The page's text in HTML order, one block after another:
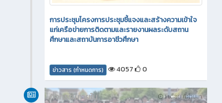
การประชุมโครงการประชุมชี้แจงและสร้างความเข้าใจ
แก่เครือข่ายการติดตามและรายงานผลระดับสถาน
ศึกษาและสถาบันการอาชีวศึกษา
ข่าวสาร (กำหนดการ) 4057 0
1 เดือน ที่ผ่านมา
กิจกรรมภายใน